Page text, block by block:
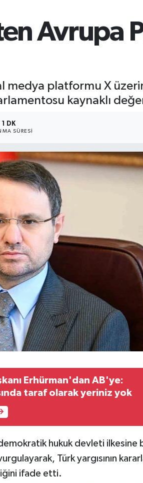
Avrupa
medya platformu X
kaynaklı
1 DK
SÜRESI
Erhürman'dan AB'ye:
taraf olarak yeriniz yok
hukuk devleti ilkesine
Türk yargısının
ifade etti.